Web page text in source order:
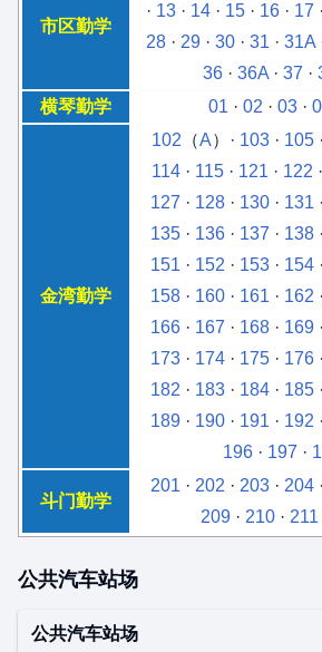
市区勤学
· 13 · 14 · 15 · 16 · 17 ·
28· 29· 30· 31 · 31A
36· 36A· 37 ·
横琴勤学
01 · 02 · 03·
金湾勤学
102 （A）· 103 · 105 ·
114 · 115 · 121 · 122 ·
127 · 128 · 130 · 131 ·
135 · 136 · 137 · 138 ·
151 · 152 · 153 · 154 ·
158 · 160 · 161 · 162 ·
166 · 167 · 168 · 169 ·
173 · 174 · 175 · 176 ·
182 · 183 · 184 · 185 ·
189 · 190 · 191 · 192 ·
196· 197 ·
斗门勤学
201 · 202 · 203 · 204 ·
209 · 210 · 211
公共汽车站场
公共汽车站场